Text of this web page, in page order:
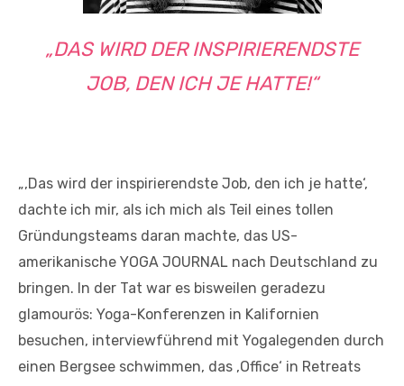
„DAS WIRD DER INSPIRIERENDSTE
JOB, DEN ICH JE HATTE!“
„‚Das wird der inspirierendste Job, den ich je hatte‘,
dachte ich mir, als ich mich als Teil eines tollen
Gründungsteams daran machte, das US-
amerikanische YOGA JOURNAL nach Deutschland zu
bringen. In der Tat war es bisweilen geradezu
glamourös: Yoga-Konferenzen in Kalifornien
besuchen, interviewführend mit Yogalegenden durch
einen Bergsee schwimmen, das ‚Office‘ in Retreats